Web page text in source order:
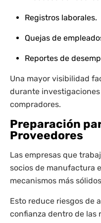
Registros laborales.
Quejas de
Reportes de
Una mayor visibilidad
durante
compradores.
Preparación
Proveedores
Las empresas que
socios de manufactura
mecanismos más
Esto reduce riesgos de
confianza dentro de las